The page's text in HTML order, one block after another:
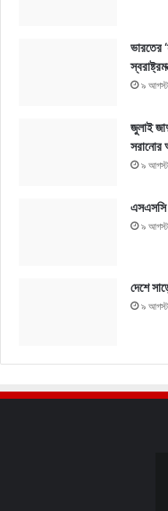
ভারতের
৯
জুলাই
সরানোর
৯
এসএসসি
৯
দেশে
৯